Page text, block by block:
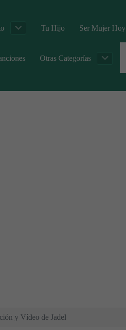
Tu Hijo Ser Mujer Hoy
Otras Categorías
y Vídeo de Jadel